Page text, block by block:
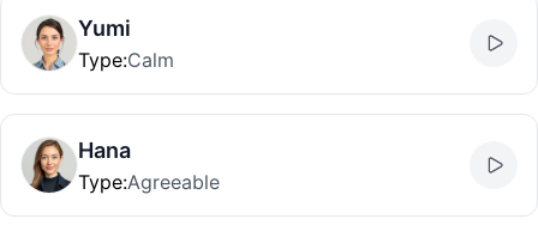
Yumi
Type:Calm
Hana
Type:Agreeable